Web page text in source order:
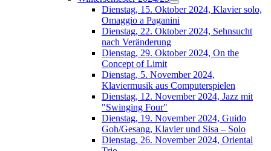
Dienstag, 15. Oktober 2024, Klavier solo,
Omaggio a Paganini
Dienstag, 22. Oktober 2024, Sehnsucht
nach Veränderung
Dienstag, 29. Oktober 2024, On the
Concept of Limit
Dienstag, 5. November 2024,
Klaviermusik aus Computerspielen
Dienstag, 12. November 2024, Jazz mit
"Swinging Four"
Dienstag, 19. November 2024, Guido
Goh/Gesang, Klavier und Sisa – Solo
Dienstag, 26. November 2024, Oriental